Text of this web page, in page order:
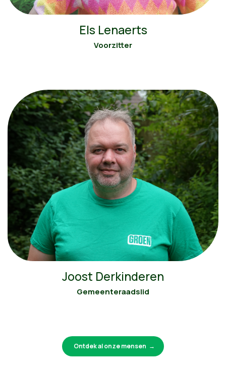
Els Lenaerts
Voorzitter
Joost Derkinderen
Gemeenteraadslid
Ontdek al onze mensen